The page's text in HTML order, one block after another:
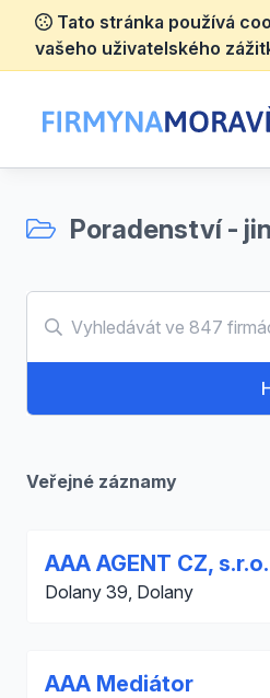
Tato stránka používá
vašeho uživatelského
Poradenství -
Veřejné záznamy
AAA AGENT CZ, s.r.o.
Dolany 39, Dolany
AAA Mediátor